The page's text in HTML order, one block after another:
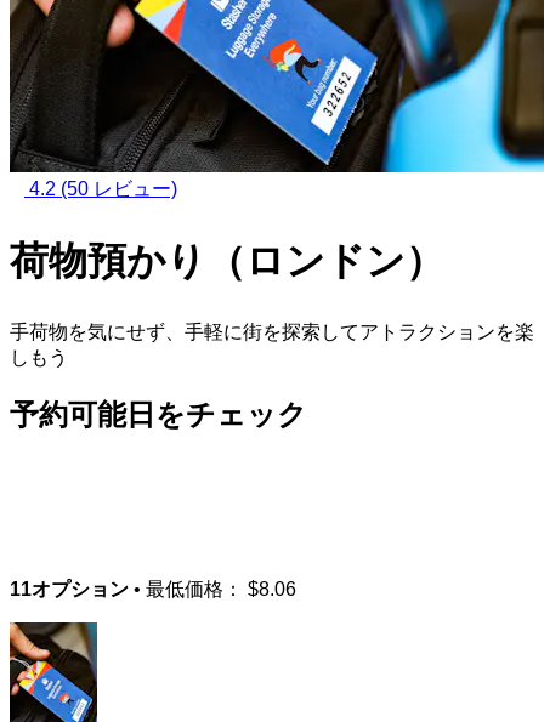
4.2 (50 レビュー)
荷物預かり（ロンドン）
手荷物を気にせず、手軽に街を探索してアトラクションを楽
しもう
予約可能日をチェック
11オプション • 最低価格： $8.06